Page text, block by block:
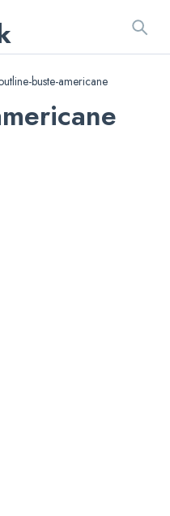
buste-americane